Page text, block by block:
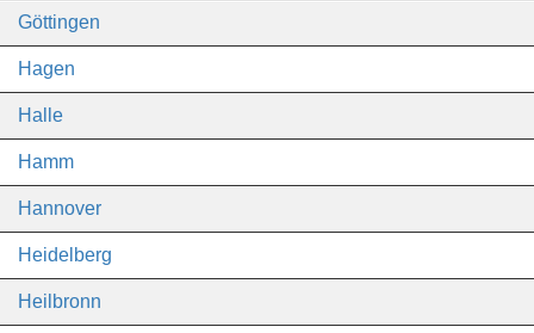
Göttingen
Hagen
Halle
Hamm
Hannover
Heidelberg
Heilbronn